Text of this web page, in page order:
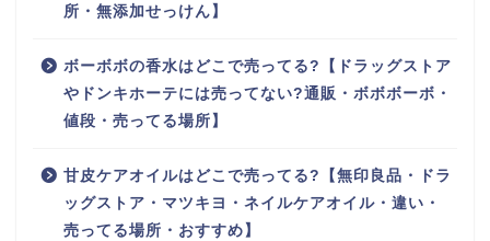
所・無添加せっけん】
ボーボボの香水はどこで売ってる?【ドラッグストア
やドンキホーテには売ってない?通販・ボボボーボ・
値段・売ってる場所】
甘皮ケアオイルはどこで売ってる?【無印良品・ドラ
ッグストア・マツキヨ・ネイルケアオイル・違い・
売ってる場所・おすすめ】